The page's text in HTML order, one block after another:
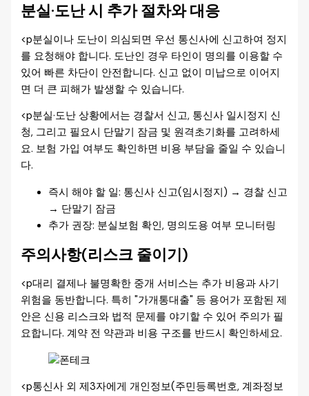
분실·도난 시 추가 절차와 대응
<p분실이나 도난이 의심되면 우선 통신사에 신고하여 정지
를 요청해야 합니다. 도난인 경우 타인이 명의를 이용할 수
있어 빠른 차단이 안전합니다. 신고 없이 미납으로 이어지
면 더 큰 피해가 발생할 수 있습니다.
<p분실·도난 상황에서는 경찰서 신고, 통신사 일시정지 신
청, 그리고 필요시 단말기 잠금 및 원격초기화를 고려하세
요. 보험 가입 여부도 확인하면 비용 부담을 줄일 수 있습니
다.
즉시 해야 할 일: 통신사 신고(임시정지) → 경찰 신고
→ 단말기 잠금
추가 권장: 분실보험 확인, 명의도용 여부 모니터링
주의사항(리스크 줄이기)
<p대리 결제나 불명확한 중개 서비스는 추가 비용과 사기
위험을 동반합니다. 특히 "가개통대출" 등 용어가 포함된 제
안은 신용 리스크와 법적 문제를 야기할 수 있어 주의가 필
요합니다. 계약 전 약관과 비용 구조를 반드시 확인하세요.
<p통신사 외 제3자에게 개인정보(주민등록번호, 계좌정보